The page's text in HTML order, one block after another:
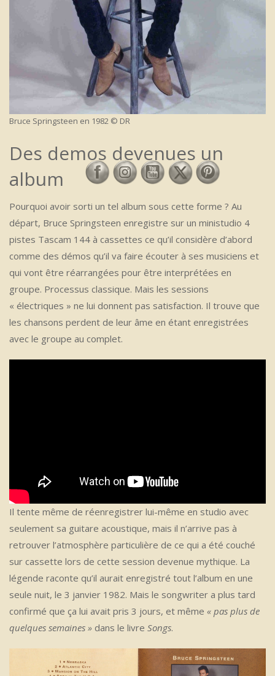
Bruce Springsteen en 1982 © DR
Des demos devenues un
album
Pourquoi avoir sorti un tel album sous cette forme ? Au
départ, Bruce Springsteen enregistre sur un ministudio 4
pistes Tascam 144 à cassettes ce qu’il considère d’abord
comme des démos qu’il va faire écouter à ses musiciens et
qui vont être réarrangées pour être interprétées en
groupe. Processus classique. Mais les sessions
« électriques » ne lui donnent pas satisfaction. Il trouve que
les chansons perdent de leur âme en étant enregistrées
avec le groupe au complet.
Il tente même de réenregistrer lui-même en studio avec
seulement sa guitare acoustique, mais il n’arrive pas à
retrouver l’atmosphère particulière de ce qui a été couché
sur cassette lors de cette session devenue mythique. La
légende raconte qu’il aurait enregistré tout l’album en une
seule nuit, le 3 janvier 1982. Mais le songwriter a plus tard
confirmé que ça lui avait pris 3 jours, et même « pas plus de
quelques semaines » dans le livre Songs.